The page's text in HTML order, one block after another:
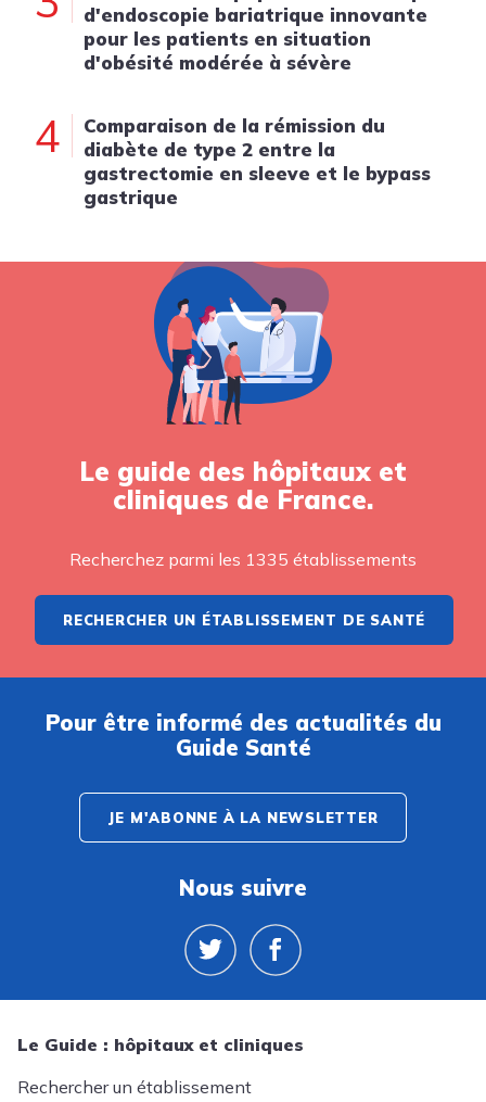
d'endoscopie bariatrique innovante
pour les patients en situation
d'obésité modérée à sévère
4
Comparaison de la rémission du
diabète de type 2 entre la
gastrectomie en sleeve et le bypass
gastrique
Le guide des hôpitaux et
cliniques de France.
Recherchez parmi les 1335 établissements
RECHERCHER UN ÉTABLISSEMENT DE SANTÉ
Pour être informé des actualités du
Guide Santé
JE M'ABONNE À LA NEWSLETTER
Nous suivre
Le Guide : hôpitaux et cliniques
Rechercher un établissement